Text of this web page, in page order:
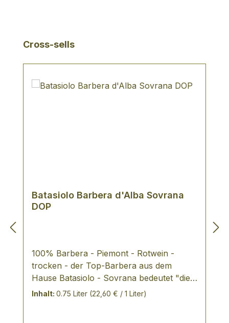
Produktgalerie überspringen
Cross-sells
Batasiolo Barbera d'Alba Sovrana
DOP
100% Barbera - Piemont - Rotwein -
trocken - der Top-Barbera aus dem
Hause Batasiolo - Sovrana bedeutet "die
Herrscherin" VERKOSTUNGSNOTIZ:
Inhalt: 0.75 Liter (22,60 € / 1 Liter)